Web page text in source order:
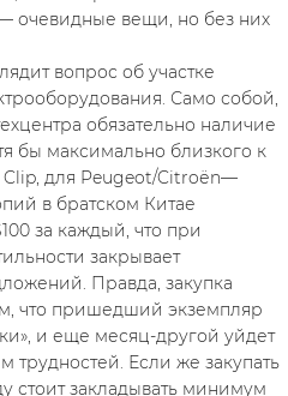
очевидные вещи, но без них
вопрос об участке
Само собой,
обязательно наличие
бы максимально близкого к
для Peugeot/Citroёn—
в братском Китае
за каждый, что при
закрывает
Правда, закупка
что пришедший экземпляр
и еще месяц-другой уйдет
трудностей. Если же закупать
стоит закладывать минимум